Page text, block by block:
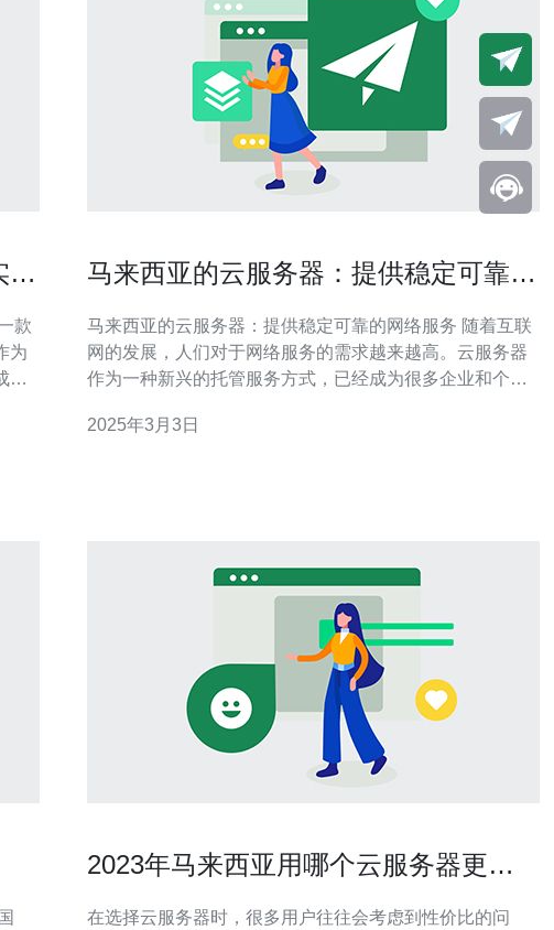
情
为
马来西亚的云服务器：提供稳定可靠的
马来西亚的云服务器：提供稳定可靠的网络服务 随着互联
网的发展，人们对于网络服务的需求越来越高。云服务器
作为一种新兴的托管服务方式，已经成为很多企业和个人
务而受到广泛关注和赞誉。 马来西亚的云服务器提供商在
2025年3月3日
2023年马来西亚用哪个云服务器更具
在选择云服务器时，很多用户往往会考虑到性价比的问